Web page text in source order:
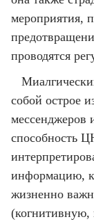
мероприятия,
проводятся
собой острое
мессенджеров
способность
информацию,
жизненно
(когнитивную,